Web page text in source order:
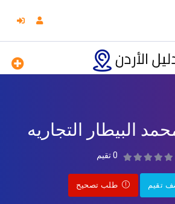
البيطار التجاريه
0 تقيم
تقيم طلب تصحيح